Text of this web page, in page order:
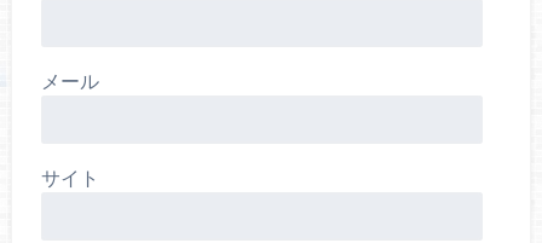
メール
サイト